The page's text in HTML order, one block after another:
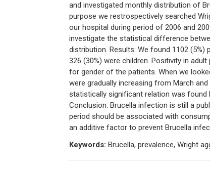
and investigated monthly distribution of
purpose we restrospectively searched
our hospital during period of 2006 and
investigate the statistical difference
distribution. Results: We found 1102
326 (30%) were children. Positivity in
for gender of the patients. When we
were gradually increasing from March
statistically significant relation was found
Conclusion: Brucella infection is still a
period should be associated with
an additive factor to prevent Brucella
Keywords: Brucella, prevalence, Wright